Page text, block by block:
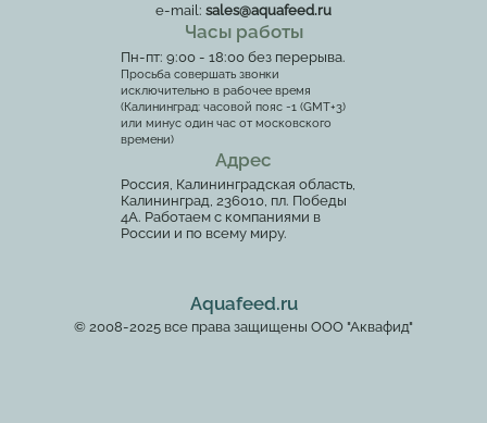
e-mail: sales@aquafeed.ru
Часы работы
Пн-пт: 9:00 - 18:00 без перерыва.
Просьба совершать звонки
исключительно в рабочее время
(Калининград: часовой пояс -1 (GMT+3)
или минус один час от московского
времени)
Адрес
Россия, Калининградская область,
Калининград, 236010, пл. Победы
4А. Работаем с компаниями в
России и по всему миру.
Aquafeed.ru
© 2008-2025 все права защищены ООО "Аквафид"